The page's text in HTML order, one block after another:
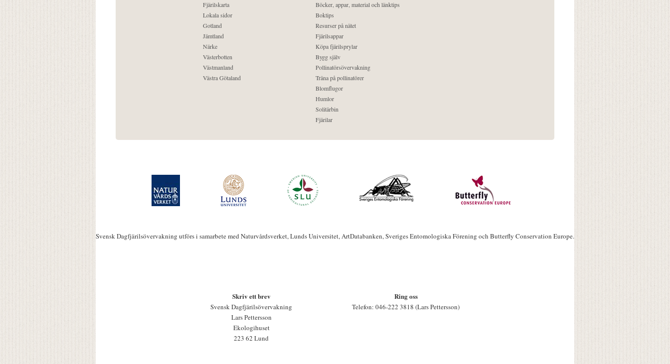
Fjärilskarta
Lokala sidor
Gotland
Jämtland
Närke
Västerbotten
Västmanland
Västra Götaland
Böcker, appar, material och länktips
Boktips
Resurser på nätet
Fjärilsappar
Köpa fjärilsprylar
Bygg själv
Pollinatörsövervakning
Träna på pollinatörer
Blomflugor
Humlor
Solitärbin
Fjärilar
Svensk Dagfjärilsövervakning utförs i samarbete med Naturvårdsverket, Lunds Universitet, ArtDatabanken, Sveriges Entomologiska Förening och Butterfly Conservation Europe.
Skriv ett brev
Svensk Dagfjärilsövervakning
Lars Pettersson
Ekologihuset
223 62 Lund
Ring oss
Telefon: 046-222 3818 (Lars Pettersson)